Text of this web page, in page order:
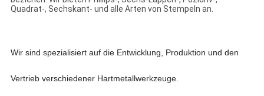
Quadrat-, Sechskant- und alle Arten von Stempeln an.
Wir sind spezialisiert auf die Entwicklung, Produktion und den
Vertrieb verschiedener Hartmetallwerkzeuge.